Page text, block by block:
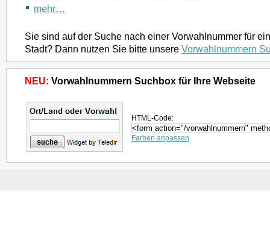
mehr…
Sie sind auf der Suche nach einer Vorwahlnummer für
Stadt? Dann nutzen Sie bitte unsere Vorwahlnummern
NEU: Vorwahlnummern Suchbox für Ihre Webseite
HTML-Code:
Farben anpassen